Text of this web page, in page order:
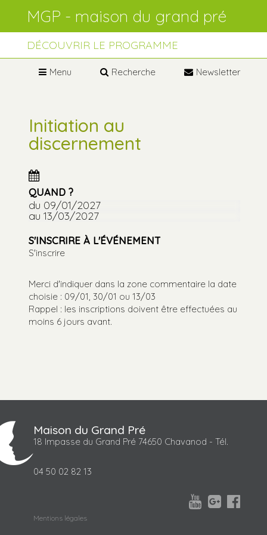
Aller
navigation
personnels
DÉCOUVRIR LE PROGRAMME
Menu Recherche Newsletter
Initiation au
discernement
QUAND ?
du 09/01/2027
au 13/03/2027
S'INSCRIRE À L'ÉVÉNEMENT
S'inscrire
Merci d'indiquer dans la zone commentaire la date
choisie : 09/01, 30/01 ou 13/03
Rappel : les inscriptions doivent être effectuées au
moins 6 jours avant.
Maison du Grand Pré
18 Impasse du Grand Pré 74650 Chavanod - Tél.
04 50 02 82 13



Mentions légales